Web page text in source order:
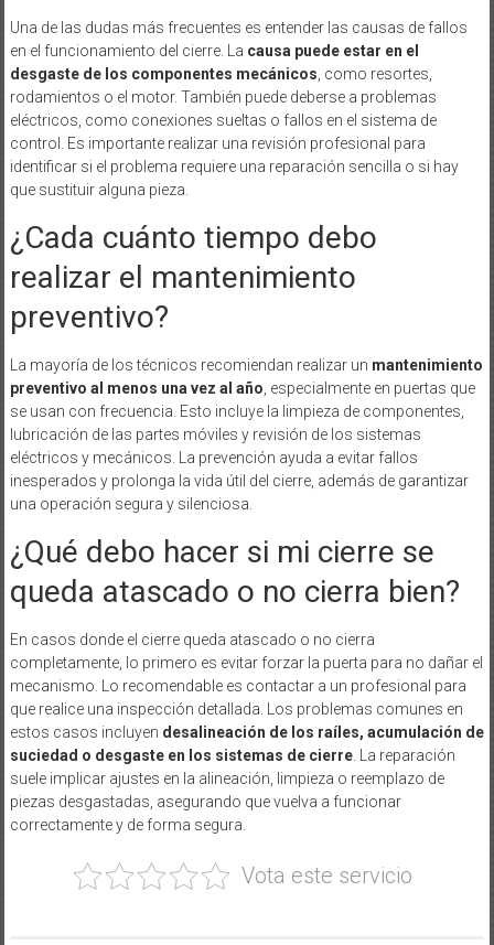
Una de las dudas más frecuentes es entender las causas de fallos
en el funcionamiento del cierre. La causa puede estar en el
desgaste de los componentes mecánicos, como resortes,
rodamientos o el motor. También puede deberse a problemas
eléctricos, como conexiones sueltas o fallos en el sistema de
control. Es importante realizar una revisión profesional para
identificar si el problema requiere una reparación sencilla o si hay
que sustituir alguna pieza.
¿Cada cuánto tiempo debo
realizar el mantenimiento
preventivo?
La mayoría de los técnicos recomiendan realizar un mantenimiento
preventivo al menos una vez al año, especialmente en puertas que
se usan con frecuencia. Esto incluye la limpieza de componentes,
lubricación de las partes móviles y revisión de los sistemas
eléctricos y mecánicos. La prevención ayuda a evitar fallos
inesperados y prolonga la vida útil del cierre, además de garantizar
una operación segura y silenciosa.
¿Qué debo hacer si mi cierre se
queda atascado o no cierra bien?
En casos donde el cierre queda atascado o no cierra
completamente, lo primero es evitar forzar la puerta para no dañar el
mecanismo. Lo recomendable es contactar a un profesional para
que realice una inspección detallada. Los problemas comunes en
estos casos incluyen desalineación de los raíles, acumulación de
suciedad o desgaste en los sistemas de cierre. La reparación
suele implicar ajustes en la alineación, limpieza o reemplazo de
piezas desgastadas, asegurando que vuelva a funcionar
correctamente y de forma segura.
Vota este servicio